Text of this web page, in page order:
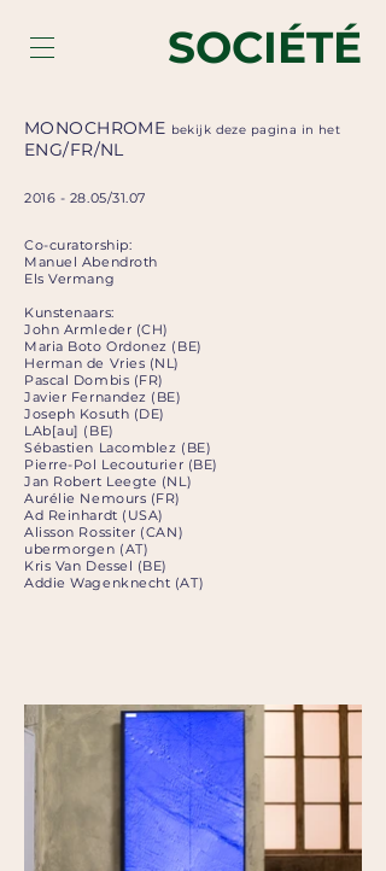
SOCIÉTÉ
MONOCHROME bekijk deze pagina in het
ENG/FR/NL
2016 - 28.05/31.07
Co-curatorship:
Manuel Abendroth
Els Vermang
Kunstenaars:
John Armleder (CH)
Maria Boto Ordonez (BE)
Herman de Vries (NL)
Pascal Dombis (FR)
Javier Fernandez (BE)
Joseph Kosuth (DE)
LAb[au] (BE)
Sébastien Lacomblez (BE)
Pierre-Pol Lecouturier (BE)
Jan Robert Leegte (NL)
Aurélie Nemours (FR)
Ad Reinhardt (USA)
Alisson Rossiter (CAN)
ubermorgen (AT)
Kris Van Dessel (BE)
Addie Wagenknecht (AT)